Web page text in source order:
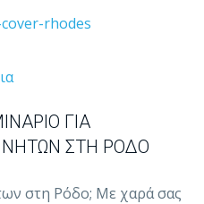
ΓΙΑ
ΣΤΗ ΡΌΔΟ
στη Ρόδο; Με χαρά σας